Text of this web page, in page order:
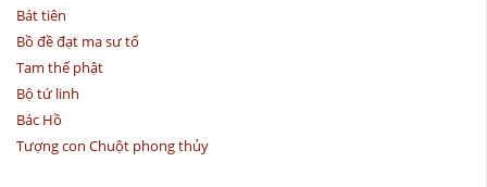
Bát tiên
Bồ đề đạt ma sư tổ
Tam thế phật
Bộ tứ linh
Bác Hồ
Tượng con Chuột phong thủy